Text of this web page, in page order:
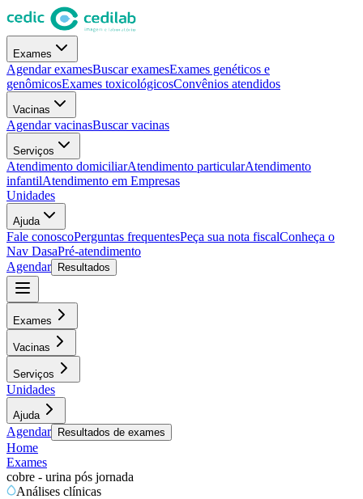
Exames
Agendar examesBuscar examesExames genéticos e
genômicosExames toxicológicosConvênios atendidos
Vacinas
Agendar vacinasBuscar vacinas
Serviços
Atendimento domiciliarAtendimento particularAtendimento
infantilAtendimento em Empresas
Unidades
Ajuda
Fale conoscoPerguntas frequentesPeça sua nota fiscalConheça o
Nav DasaPré-atendimento
Agendar
Resultados
Exames
Vacinas
Serviços
Unidades
Ajuda
Agendar Resultados de exames
Home
Exames
cobre - urina pós jornada
Análises clínicas